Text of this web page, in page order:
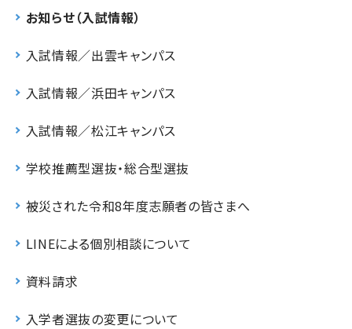
お知らせ（入試情報）
入試情報／出雲キャンパス
入試情報／浜田キャンパス
入試情報／松江キャンパス
学校推薦型選抜・総合型選抜
被災された令和8年度志願者の皆さまへ
LINEによる個別相談について
資料請求
入学者選抜の変更について